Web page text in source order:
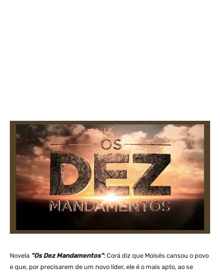
Novela “Os Dez Mandamentos”: Corá diz que Moisés cansou o povo
e que, por precisarem de um novo líder, ele é o mais apto, ao se